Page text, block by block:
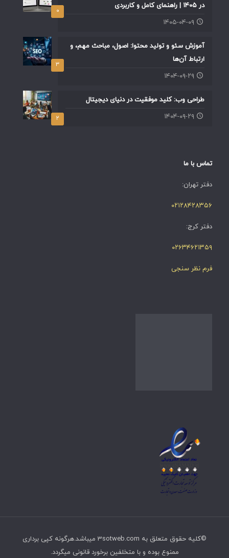
۰
در ۱۴۰۵ | راهنمای کامل و کاربردی
۱۴۰۵-۰۴-۰۹
۳
آموزش سئو و تولید محتوا: اصول، مباحث مهم، و
ارتباط آن‌ها
۱۴۰۴-۰۹-۲۹
۲
طراحی وب: کلید موفقیت در دنیای دیجیتال
۱۴۰۴-۰۹-۲۹
تماس با ما
دفتر تهران:
۰۲۱۲۸۴۲۸۳۵۶
دفتر کرج:
۰۲۶۳۴۶۲۱۳۵۹
فرم نظر سنجی
©کلیه حقوق متعلق به 3sotweb.com میباشد.هرگونه کپی برداری
ممنوع بوده و با متخلفین برخورد قانونی میگردد.